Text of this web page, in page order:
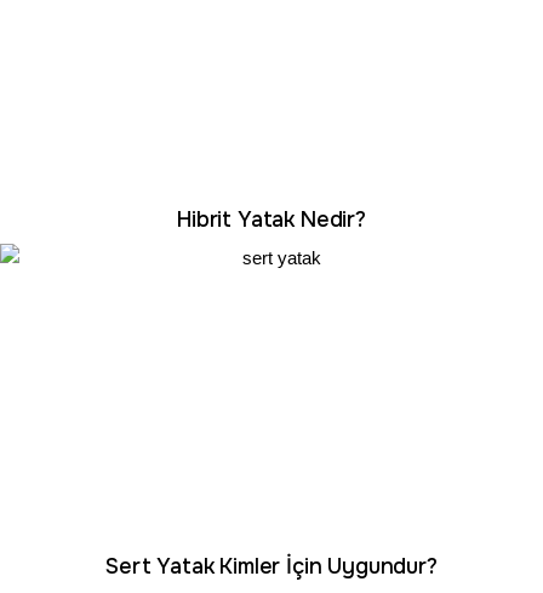
Hibrit Yatak Nedir?
Sert Yatak Kimler İçin Uygundur?